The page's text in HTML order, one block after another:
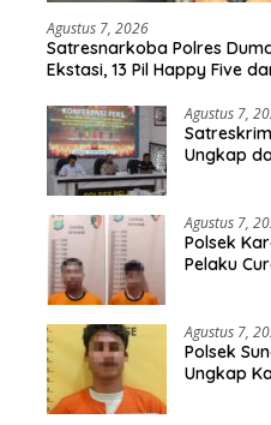
Agustus 7, 2026
Satresnarkoba Polres
Ekstasi, 13 Pil Happy Five
Agustus 7,
Ungkap
Agustus 7,
Polsek
Pelaku
Agustus 7,
Polsek
Ungkap